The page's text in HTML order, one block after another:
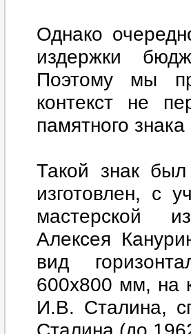
Однако
издержки
Поэтому мы
контекст не
памятного
Такой знак
изготовлен, с
мастерской
Алексея
вид
600х800 мм, на
И.В. Сталина,